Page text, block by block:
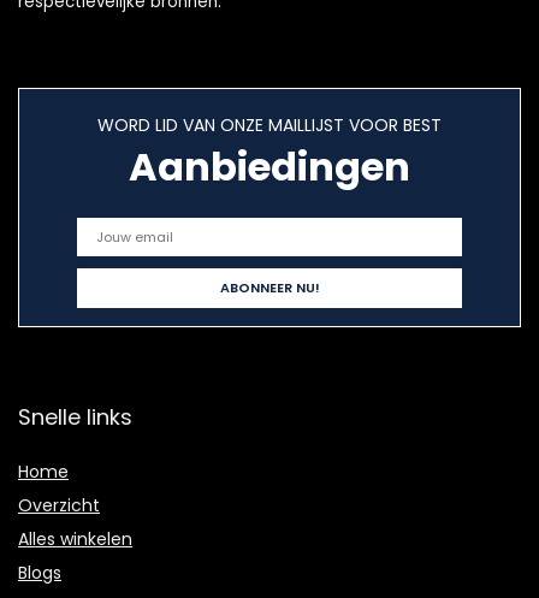
WORD LID VAN ONZE MAILLIJST VOOR BEST
Aanbiedingen
Snelle links
Home
Overzicht
Alles winkelen
Blogs